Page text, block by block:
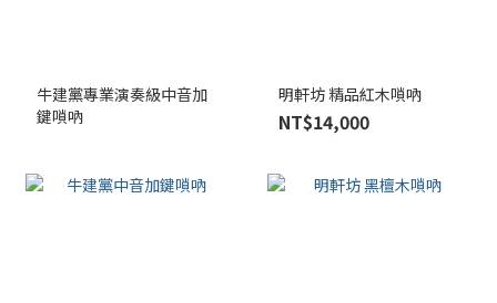
牛建黨專業演奏級中音加
鍵嗩吶
明軒坊 精品紅木嗩吶
NT$14,000